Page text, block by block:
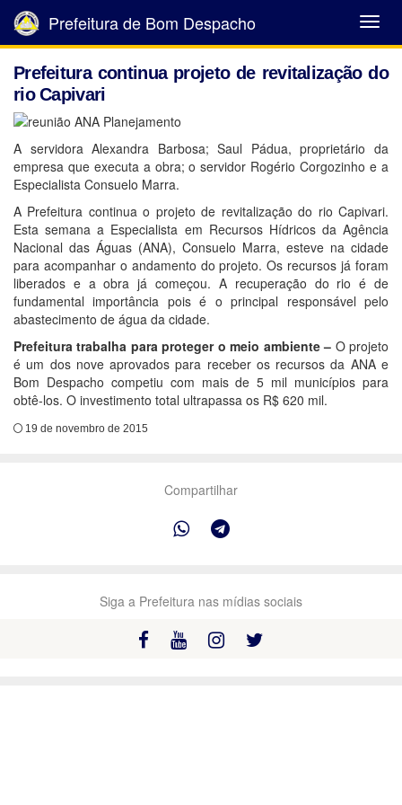
Abrir
Menu
Prefeitura de Bom Despacho
Prefeitura continua projeto de revitalização do
rio Capivari
A servidora Alexandra Barbosa; Saul Pádua, proprietário da
empresa que executa a obra; o servidor Rogério Corgozinho e a
Especialista Consuelo Marra.
A Prefeitura continua o projeto de revitalização do rio Capivari.
Esta semana a Especialista em Recursos Hídricos da Agência
Nacional das Águas (ANA), Consuelo Marra, esteve na cidade
para acompanhar o andamento do projeto. Os recursos já foram
liberados e a obra já começou. A recuperação do rio é de
fundamental importância pois é o principal responsável pelo
abastecimento de água da cidade.
Prefeitura trabalha para proteger o meio ambiente – O projeto
é um dos nove aprovados para receber os recursos da ANA e
Bom Despacho competiu com mais de 5 mil municípios para
obtê-los. O investimento total ultrapassa os R$ 620 mil.
19 de novembro de 2015
Compartilhar
Siga a Prefeitura nas mídias sociais